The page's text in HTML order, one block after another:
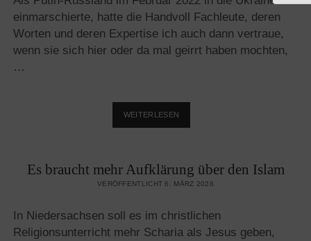
KAM
einmarschierte, hatte die Handvoll Fachleute, deren
Worten und deren Expertise ich auch dann vertraue,
wenn sie sich hier oder da mal geirrt haben mochten,
…
WEITERLESEN
UKRAINE,
UND
DIE
Es braucht mehr Aufklärung über den Islam
VERÖFFENTLICHT 6. MÄRZ 2026
In Niedersachsen soll es im christlichen
Religionsunterricht mehr Scharia als Jesus geben,